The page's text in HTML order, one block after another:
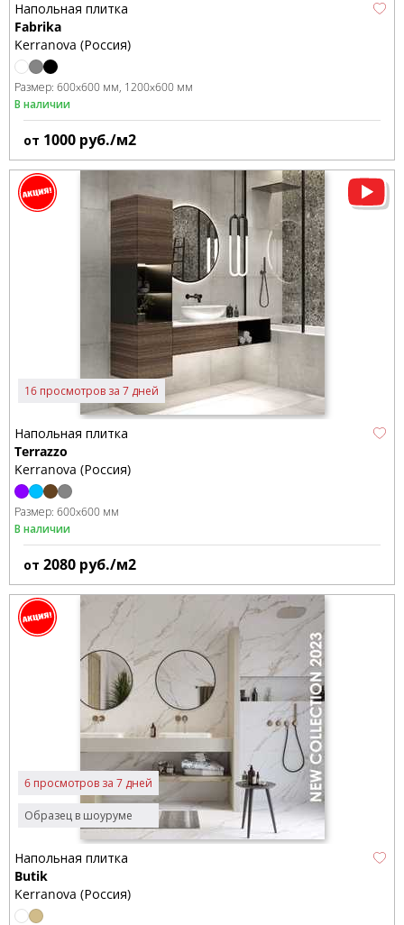
Напольная плитка
Fabrika
Kerranova (Россия)
Размер: 600x600 мм 1200x600 мм
В наличии
от 1000 руб./м2
16 просмотров за 7 дней
Напольная плитка
Terrazzo
Kerranova (Россия)
Размер: 600x600 мм
В наличии
от 2080 руб./м2
Образец в шоуруме
6 просмотров за 7 дней
Напольная плитка
Butik
Kerranova (Россия)